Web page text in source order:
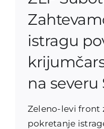
istragu
na severu
Zeleno-levi front
pokretanje